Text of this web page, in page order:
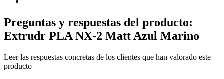
Preguntas y respuestas del producto:
Extrudr PLA NX-2 Matt Azul Marino
Leer las respuestas concretas de los clientes que han valorado este
producto